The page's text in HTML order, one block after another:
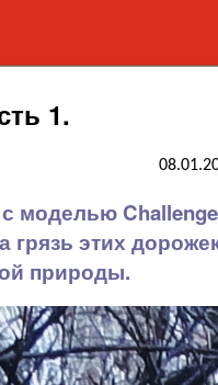
1.
моделью
грязь этих
природы.